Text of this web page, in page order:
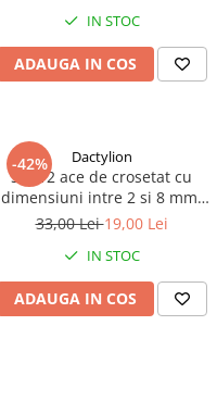
IN STOC
ADAUGA IN COS
-42% Dactylion
Set 12 ace de crosetat cu
dimensiuni intre 2 si 8 mm,
din aluminiu, multicolor
33,00 Lei19,00 Lei
IN STOC
ADAUGA IN COS